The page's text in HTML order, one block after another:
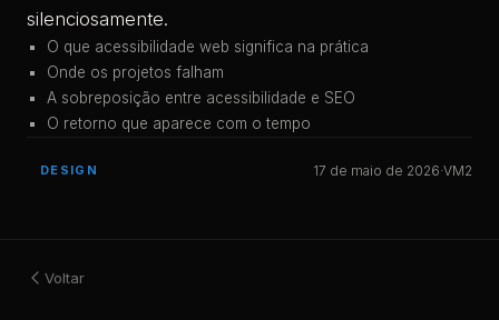
silenciosamente.
O que acessibilidade web significa na prática
Onde os projetos falham
A sobreposição entre acessibilidade e SEO
O retorno que aparece com o tempo
DESIGN 17 de maio de 2026·VM2
Voltar